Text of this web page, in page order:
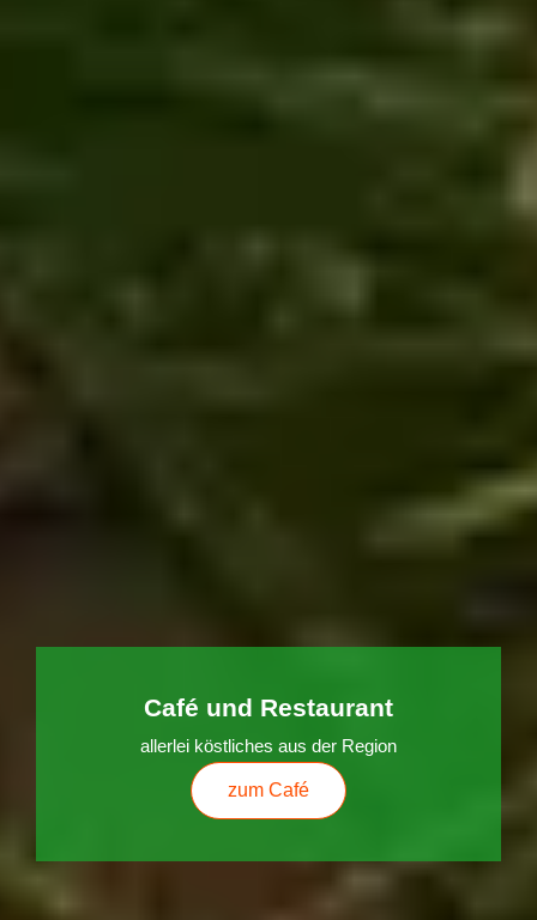
Café und Restaurant
allerlei köstliches aus der Region
zum Café